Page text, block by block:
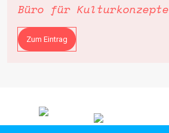
Büro für Kulturkonzepte
Zum Eintrag
Z